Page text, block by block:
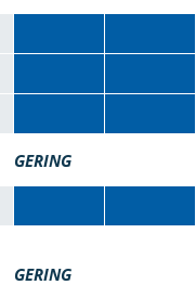
GERING
GERING